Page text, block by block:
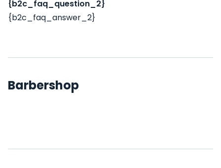
{b2c_faq_question_2}
{b2c_faq_answer_2}
Barbershop